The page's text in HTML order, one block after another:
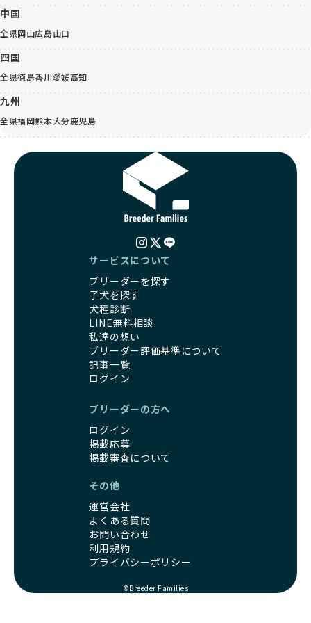
中国
全県岡山広島山口
四国
全県徳島香川愛媛高知
九州
全県福岡熊本大分鹿児島
サービスについて
ブリーダーを探す
子犬を探す
犬種診断
LINE無料相談
私達の想い
ブリーダー評価基準について
記事一覧
ログイン
ブリーダーの方へ
ログイン
掲載応募
掲載審査について
その他
運営会社
よくある質問
お問い合わせ
利用規約
プライバシーポリシー
©Breeder Families